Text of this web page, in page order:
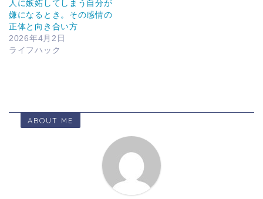
人に嫉妬してしまう自分が
嫌になるとき。その感情の
正体と向き合い方
2026年4月2日
ライフハック
ABOUT ME